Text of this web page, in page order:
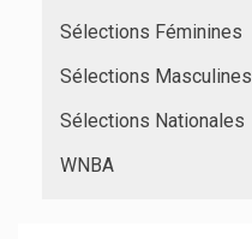
Sélections Féminines
Sélections Masculines
Sélections Nationales
WNBA